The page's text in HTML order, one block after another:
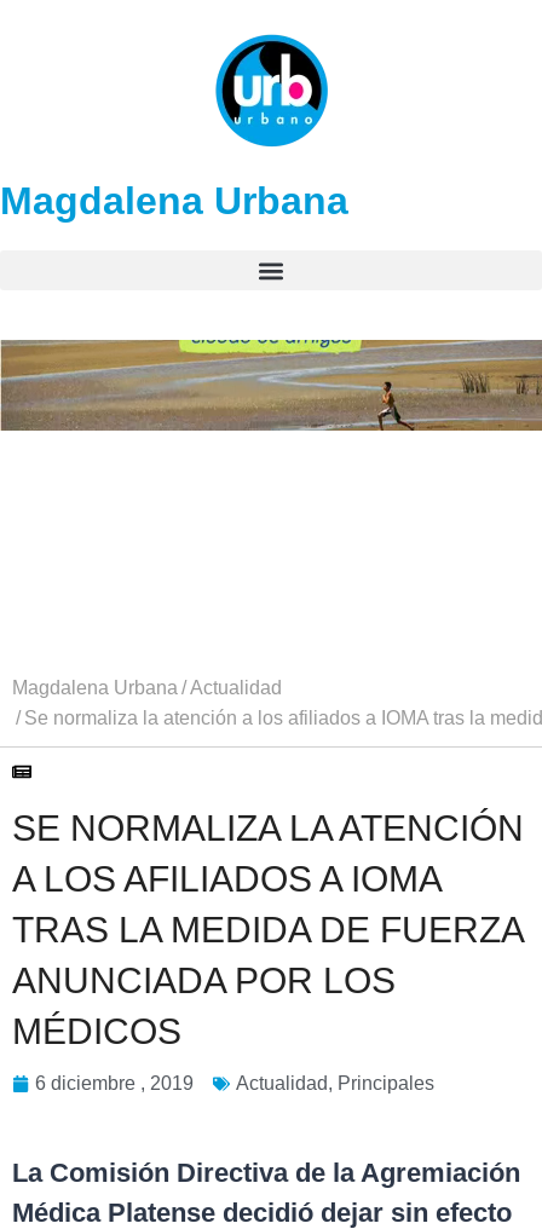
Magdalena Urbana
Magdalena Urbana
Actualidad
Se normaliza la atención a los afiliados a IOMA tras la
SE NORMALIZA LA ATENCIÓN
A LOS AFILIADOS A IOMA
TRAS LA MEDIDA DE FUERZA
ANUNCIADA POR LOS
MÉDICOS
6 diciembre , 2019 Actualidad, Principales
La Comisión Directiva de la Agremiación
Médica Platense decidió dejar sin efecto